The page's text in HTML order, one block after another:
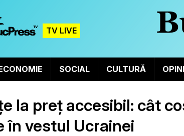
TV LIVE
SOCIAL CULTURĂ
la preț accesibil: cât
în vestul Ucrainei